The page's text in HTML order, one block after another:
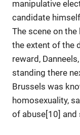
manipulative
candidate
The scene on
the extent of the
reward,
standing there
Brussels was
homosexuality,
of abuse[10]